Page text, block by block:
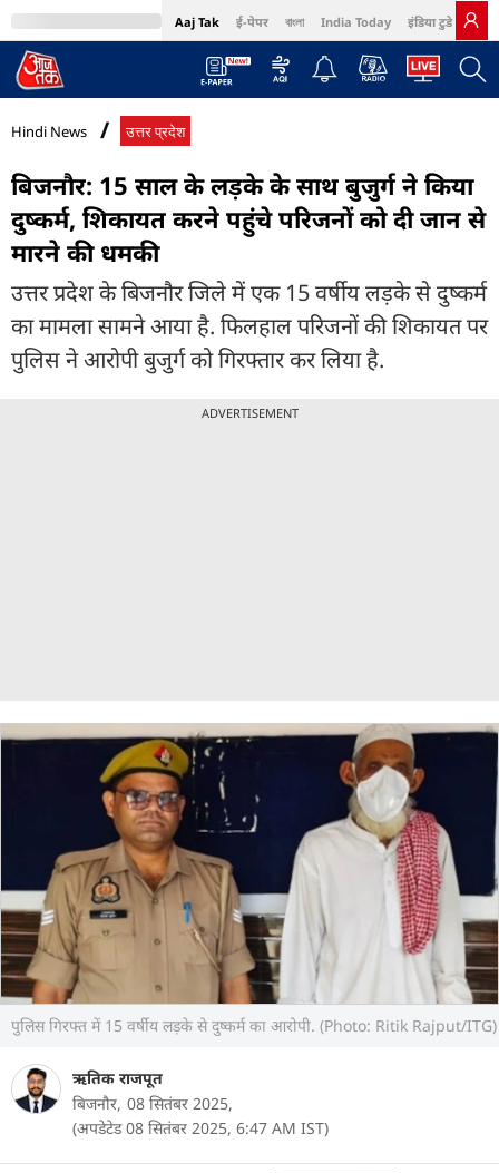
Aaj Tak ई-पेपर বাংলা India Today इंडिया टुडे हिंदी
MumbaiTak Cosmopolitan Harper's Bazaar Northeast
Hindi News उत्तर प्रदेश
बिजनौर: 15 साल के लड़के के साथ बुजुर्ग ने किया
दुष्कर्म, शिकायत करने पहुंचे परिजनों को दी जान से
मारने की धमकी
उत्तर प्रदेश के बिजनौर जिले में एक 15 वर्षीय लड़के से दुष्कर्म
का मामला सामने आया है. फिलहाल परिजनों की शिकायत पर
पुलिस ने आरोपी बुजुर्ग को गिरफ्तार कर लिया है.
ADVERTISEMENT
पुलिस गिरफ्त में 15 वर्षीय लड़के से दुष्कर्म का आरोपी. (Photo: Ritik Rajput/ITG)
ऋतिक राजपूत
बिजनौर, 08 सितंबर 2025,
(अपडेटेड 08 सितंबर 2025, 6:47 AM IST)